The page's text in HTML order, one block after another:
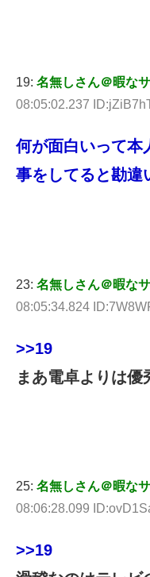
19: 名無しさん＠暇な
08:05:02.237
何が面白いって本
事をしてると勘違
23: 名無しさん＠暇な
08:05:34.824
>>19
まあ電卓よりは優
25: 名無しさん＠暇な
08:06:28.099
>>19